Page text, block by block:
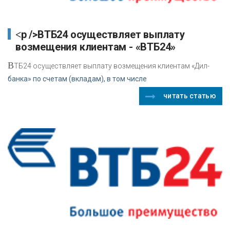
<p />ВТБ24 осуществляет выплату
возмещения клиентам - «ВТБ24»
ВТБ24 осуществляет выплату возмещения клиентам «Дил-
банка» по счетам (вкладам), в том числе
читать статью